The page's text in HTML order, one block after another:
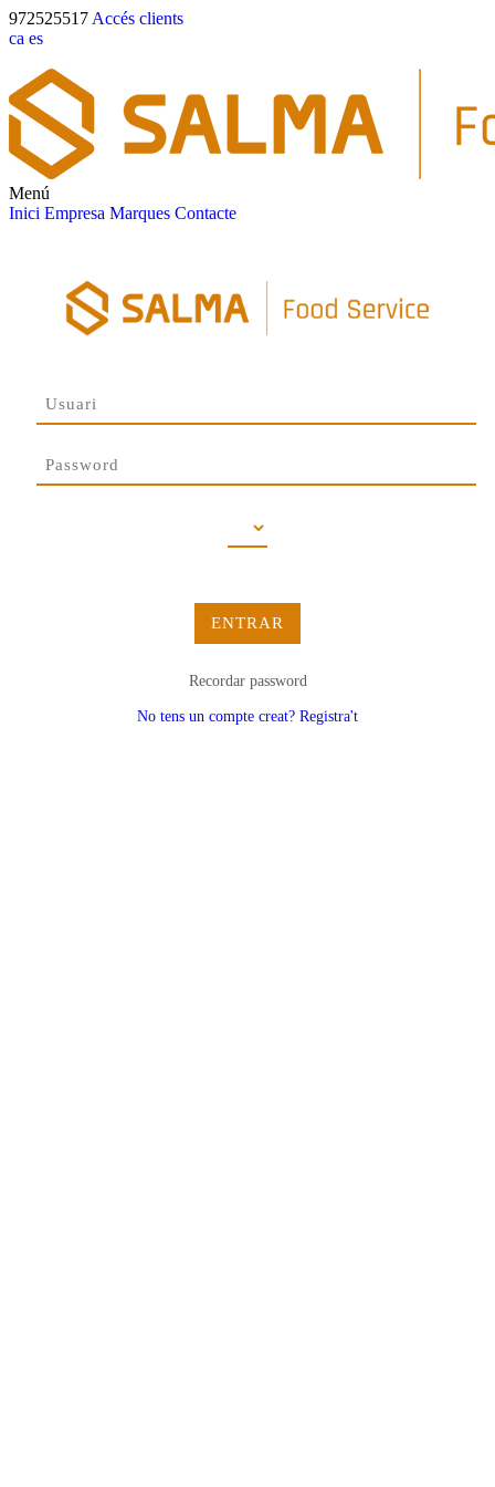
972525517 Accés clients
ca es
Menú
Inici Empresa Marques Contacte
ENTRAR
Recordar password
No tens un compte creat? Registra't